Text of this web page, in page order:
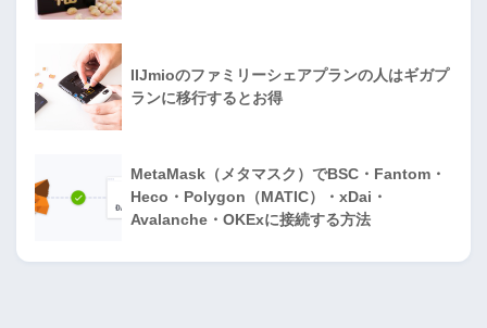
IIJmioのファミリーシェアプランの人はギガプ
ランに移行するとお得
MetaMask（メタマスク）でBSC・Fantom・
Heco・Polygon（MATIC）・xDai・
Avalanche・OKExに接続する方法